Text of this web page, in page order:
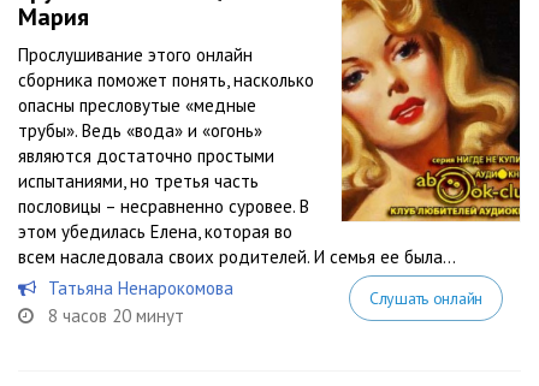
Мария
Прослушивание этого онлайн
сборника поможет понять, насколько
опасны пресловутые «медные
трубы». Ведь «вода» и «огонь»
являются достаточно простыми
испытаниями, но третья часть
пословицы – несравненно суровее. В
этом убедилась Елена, которая во
всем наследовала своих родителей. И семья ее была...
Татьяна Ненарокомова
8 часов 20 минут
Слушать онлайн